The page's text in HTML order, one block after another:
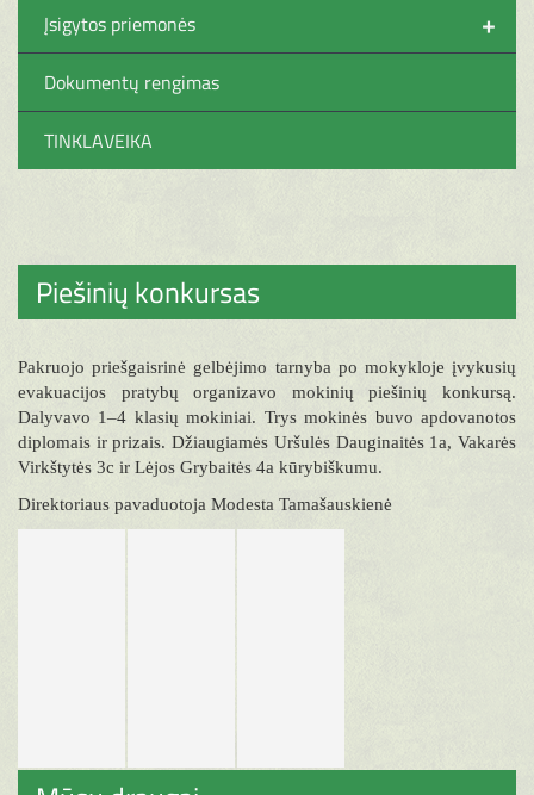
+
Įsigytos priemonės
Dokumentų rengimas
TINKLAVEIKA
Piešinių konkursas
Pakruojo priešgaisrinė gelbėjimo tarnyba po mokykloje įvykusių
evakuacijos pratybų organizavo mokinių piešinių konkursą.
Dalyvavo 1–4 klasių mokiniai. Trys mokinės buvo apdovanotos
diplomais ir prizais. Džiaugiamės Uršulės Dauginaitės 1a, Vakarės
Virkštytės 3c ir Lėjos Grybaitės 4a kūrybiškumu.
Direktoriaus pavaduotoja Modesta Tamašauskienė